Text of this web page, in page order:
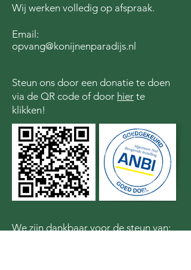
Wij werken volledig op afspraak.
Email:
opvang@konijnenparadijs.nl
Steun ons door een donatie te doen
via de QR code of door hier te
klikken!
We zijn dankbaar voor de steun van: